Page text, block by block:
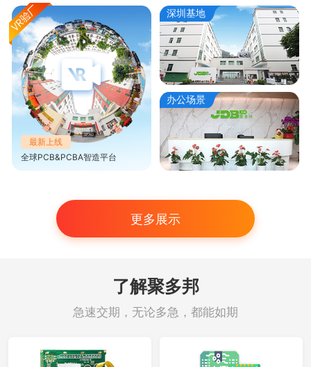
最新上线
全球PCB&PCBA智造平台
深圳基地
办公场景
更多展示
了解聚多邦
急速交期，无论多急，都能如期